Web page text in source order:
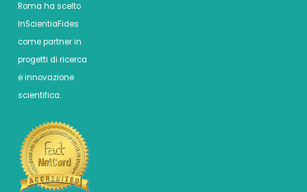
Roma ha scelto
InScientiaFides
come partner in
progetti di ricerca
e innovazione
scientifica.